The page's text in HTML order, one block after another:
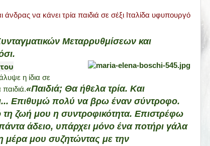
Μεταρρυθμίσεων και
η ίδια σε
«Παιδιά; Θα ήθελα τρία. Και
Επιθυμώ πολύ να βρω έναν σύντροφο.
τη ζωή μου η συντροφικότητα. Επιστρέφω
άδειο, υπάρχει μόνο ένα ποτήρι γάλα
μέρα μου συζητώντας με την